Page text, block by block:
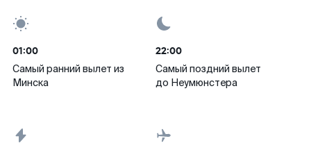
01:00
Самый ранний вылет из
Минска
22:00
Самый поздний вылет
до Неумюнстера